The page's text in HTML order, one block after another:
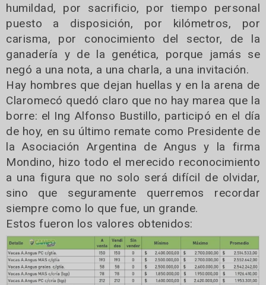
humildad, por sacrificio, por tiempo personal
puesto a disposición, por kilómetros, por
carisma, por conocimiento del sector, de la
ganadería y de la genética, porque jamás se
negó a una nota, a una charla, a una invitación.
Hay hombres que dejan huellas y en la arena de
Claromecó quedó claro que no hay marea que la
borre: el Ing Alfonso Bustillo, participó en el día
de hoy, en su último remate como Presidente de
la Asociación Argentina de Angus y la firma
Mondino, hizo todo el merecido reconocimiento
a una figura que no solo será difícil de olvidar,
sino que seguramente querremos recordar
siempre como lo que fue, un grande.
Estos fueron los valores obtenidos: